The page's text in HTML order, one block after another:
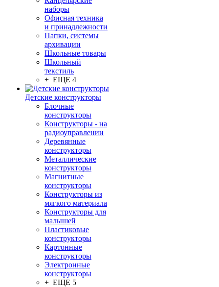
наборы
Офисная техника
и принадлежности
Папки, системы
архивации
Школьные товары
Школьный
текстиль
+ ЕЩЕ 4
Детские конструкторы
Блочные
конструкторы
Конструкторы - на
радиоуправлении
Деревянные
конструкторы
Металлические
конструкторы
Магнитные
конструкторы
Конструкторы из
мягкого материала
Конструкторы для
малышей
Пластиковые
конструкторы
Картонные
конструкторы
Электронные
конструкторы
+ ЕЩЕ 5